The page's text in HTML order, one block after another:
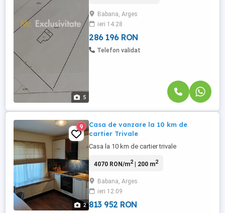
5
acolo unde fiecare dimineață începe cu
aer curat și o priveliște superba asupra
imprejurimilor. ...
Babana, Arges
ieri 14:28
286 196 RON
Telefon validat
2
9
Casa de vanzare la 10 km de
cartier Trivale
Casa la 10 km de cartier trivale
4070 RON/m2| 200 m2
Babana, Arges
ieri 12:09
813 952 RON